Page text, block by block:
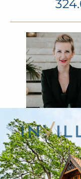
3
Area: